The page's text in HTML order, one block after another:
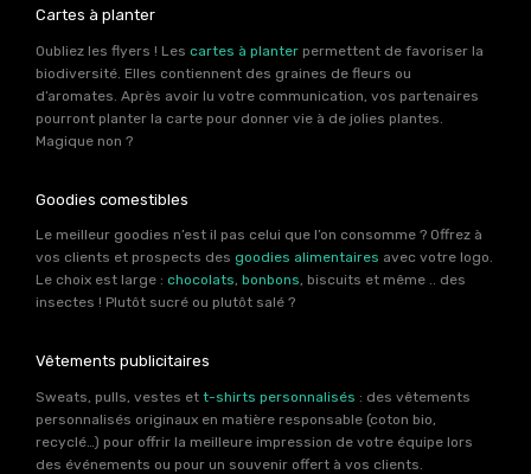
Cartes à planter
Oubliez les flyers ! Les cartes à planter permettent de favoriser la
biodiversité. Elles contiennent des graines de fleurs ou
d’aromates. Après avoir lu votre communication, vos partenaires
pourront planter la carte pour donner vie à de jolies plantes.
Magique non ?
Goodies comestibles
Le meilleur goodies n’est il pas celui que l’on consomme ? Offrez à
vos clients et prospects des goodies alimentaires avec votre logo.
Le choix est large : chocolats, bonbons, biscuits et même .. des
insectes ! Plutôt sucré ou plutôt salé ?
Vêtements publicitaires
Sweats, pulls, vestes et t-shirts personnalisés : des vêtements
personnalisés originaux en matière responsable (coton bio,
recyclé…) pour offrir la meilleure impression de votre équipe lors
des événements ou pour un souvenir offert à vos clients.